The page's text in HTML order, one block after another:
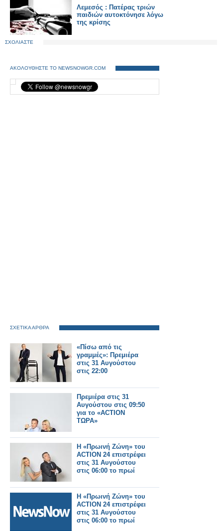
Λεμεσός : Πατέρας τριών
παιδιών αυτοκτόνησε λόγω
της κρίσης
ΣΧΟΛΙΑΣΤΕ
ΑΚΟΛΟΥΘΗΣΤΕ ΤΟ NEWSNOWGR.COM
ΣΧΕΤΙΚΑ ΑΡΘΡΑ
«Πίσω από τις
γραμμές»: Πρεμιέρα
στις 31 Αυγούστου
στις 22:00
Πρεμιέρα στις 31
Αυγούστου στις 09:50
για το «ACTION
ΤΩΡΑ»
Η «Πρωινή Ζώνη» του
ACTION 24 επιστρέφει
στις 31 Αυγούστου
στις 06:00 το πρωί
Η «Πρωινή Ζώνη» του
ACTION 24 επιστρέφει
στις 31 Αυγούστου
στις 06:00 το πρωί